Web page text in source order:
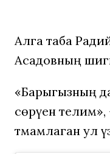
Алга таба
Асадовның
«Барыгызның
сөрүен телим»,
тәмамлаган ул